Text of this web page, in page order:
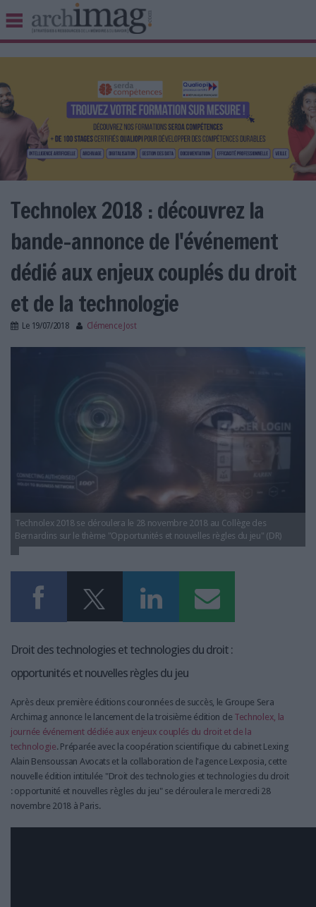
BIBLIOTHÈQUE ÉDITION
UNIVERS DATA
TRAVAIL COLLABORATIF
VIE NUMÉRIQUE
NUMÉRIQUE RESPONSABLE
LES DOSSIERS
LES NEWSLETTERS
LE MAGAZINE
LES GUIDES PRATIQUES
L'ANNUAIRE DES ACTEURS
LES SUPPLÉMENTS
NOS OFFRES D'ABONNEMENTS
Technolex 2018 : découvrez la
bande-annonce de l'événement
dédié aux enjeux couplés du droit
et de la technologie
Le 19/07/2018 Clémence Jost
Technolex 2018 se déroulera le 28 novembre 2018 au Collège des
Bernardins sur le thème "Opportunités et nouvelles règles du jeu" (DR)
Droit des technologies et technologies du droit :
opportunités et nouvelles règles du jeu
Après deux première éditions couronnées de succès, le Groupe Sera
Archimag annonce le lancement de la troisième édition de Technolex, la
journée événement dédiée aux enjeux couplés du droit et de la
technologie. Préparée avec la coopération scientifique du cabinet Lexing
Alain Bensoussan Avocats et la collaboration de l'agence Lexposia, cette
nouvelle édition intitulée "Droit des technologies et technologies du droit
: opportunité et nouvelles règles du jeu" se déroulera le mercredi 28
novembre 2018 à Paris.